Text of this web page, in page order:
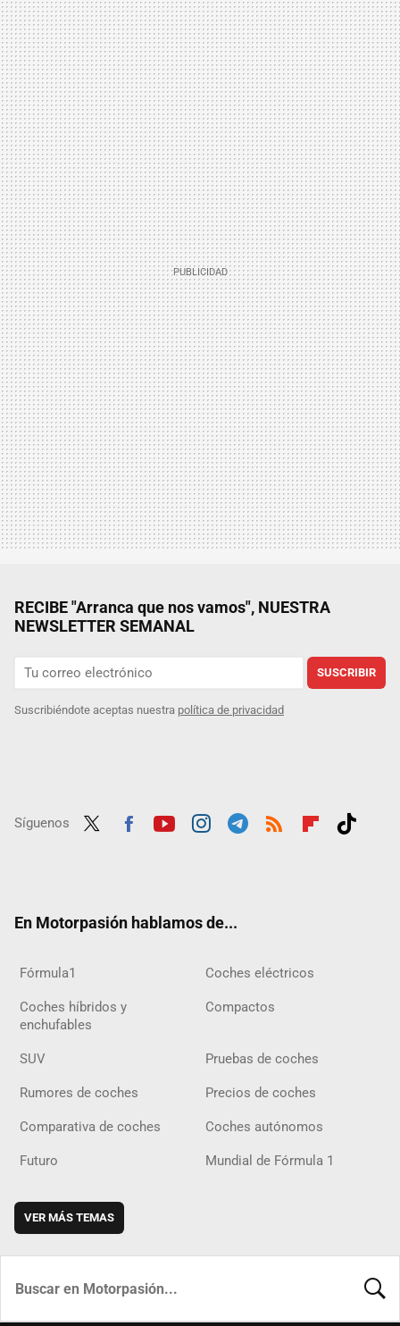
RECIBE "Arranca que nos vamos", NUESTRA
NEWSLETTER SEMANAL
SUSCRIBIR
Suscribiéndote aceptas nuestra política de privacidad
Síguenos
En Motorpasión hablamos de...
Fórmula1 Coches eléctricos
Coches híbridos y
enchufables
Compactos
SUV Pruebas de coches
Rumores de coches Precios de coches
Comparativa de coches Coches autónomos
Futuro Mundial de Fórmula 1
VER MÁS TEMAS